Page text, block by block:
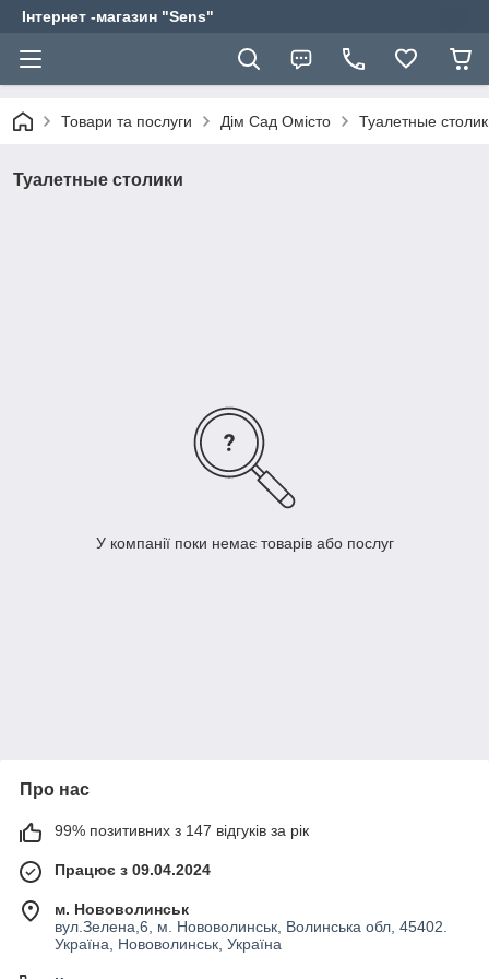
Інтернет -магазин "Sens"
Товари та послуги Дім Сад Омісто Туалетные
Туалетные столики
У компанії поки немає товарів або послуг
Про нас
99% позитивних з 147 відгуків за рік
Працює з 09.04.2024
м. Нововолинськ
вул.Зелена,6, м. Нововолинськ, Волинська обл, 45402.
Україна, Нововолинськ, Україна